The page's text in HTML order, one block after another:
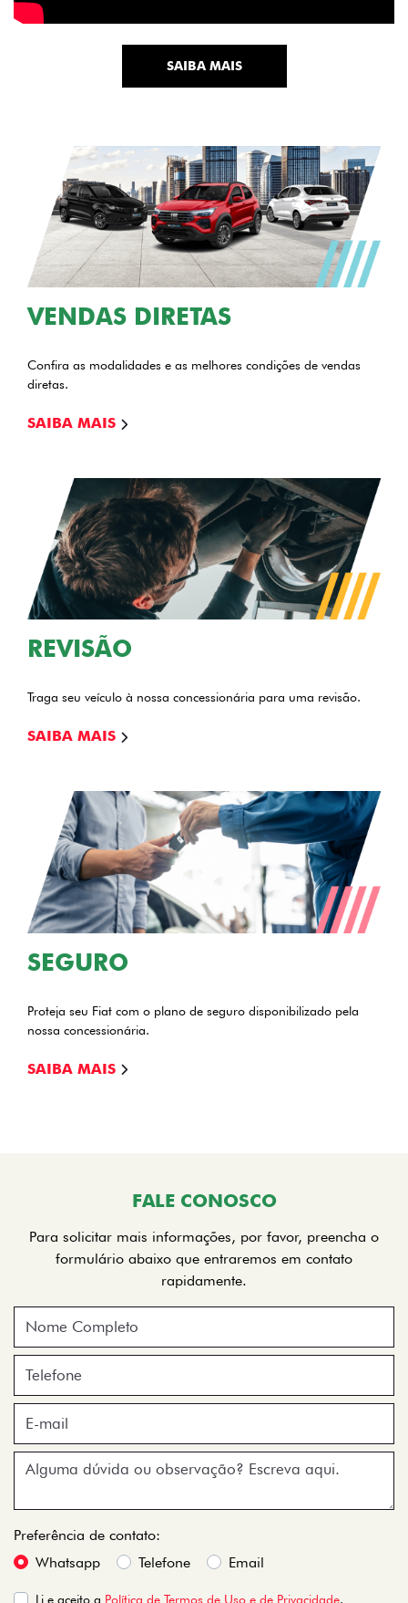
SAIBA MAIS
VENDAS DIRETAS
Confira as modalidades e as melhores condições de vendas
diretas.
SAIBA MAIS
REVISÃO
Traga seu veículo à nossa concessionária para uma revisão.
SAIBA MAIS
SEGURO
Proteja seu Fiat com o plano de seguro disponibilizado pela
nossa concessionária.
SAIBA MAIS
FALE CONOSCO
Para solicitar mais informações, por favor, preencha o
formulário abaixo que entraremos em contato
rapidamente.
Preferência de contato:
Whatsapp
Telefone Email
Li e aceito a Política de Termos de Uso e de Privacidade.